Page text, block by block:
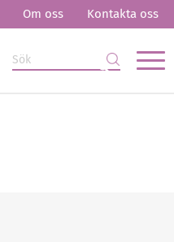
Om oss Kontakta oss